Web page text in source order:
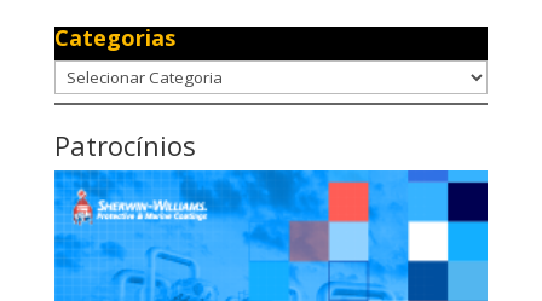
Categorias
Categorias
Patrocínios